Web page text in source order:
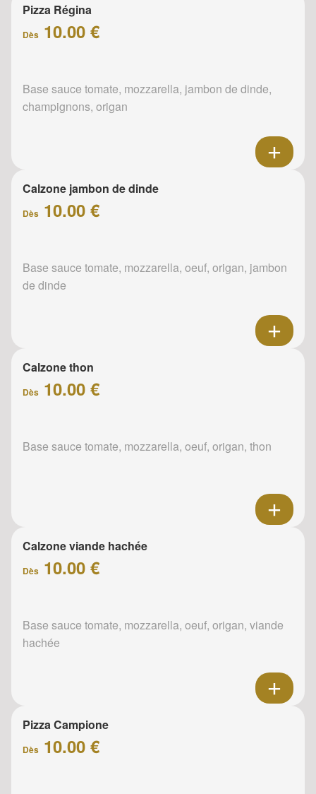
Pizza Régina
Dès 10.00 €
Base sauce tomate, mozzarella, jambon de dinde,
champignons, origan
Calzone jambon de dinde
Dès 10.00 €
Base sauce tomate, mozzarella, oeuf, origan, jambon
de dinde
Calzone thon
Dès 10.00 €
Base sauce tomate, mozzarella, oeuf, origan, thon
Calzone viande hachée
Dès 10.00 €
Base sauce tomate, mozzarella, oeuf, origan, viande
hachée
Pizza Campione
Dès 10.00 €